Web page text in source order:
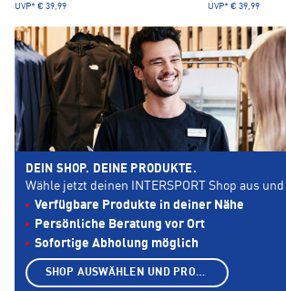
UVP* € 39,99 UVP* € 39,99
DEIN SHOP. DEINE PRODUKTE.
Wähle jetzt deinen INTERSPORT Shop aus
Verfügbare Produkte in deiner Nähe
Persönliche Beratung vor Ort
Sofortige Abholung möglich
SHOP AUSWÄHLEN UND PRODUKTE ANZEIGEN